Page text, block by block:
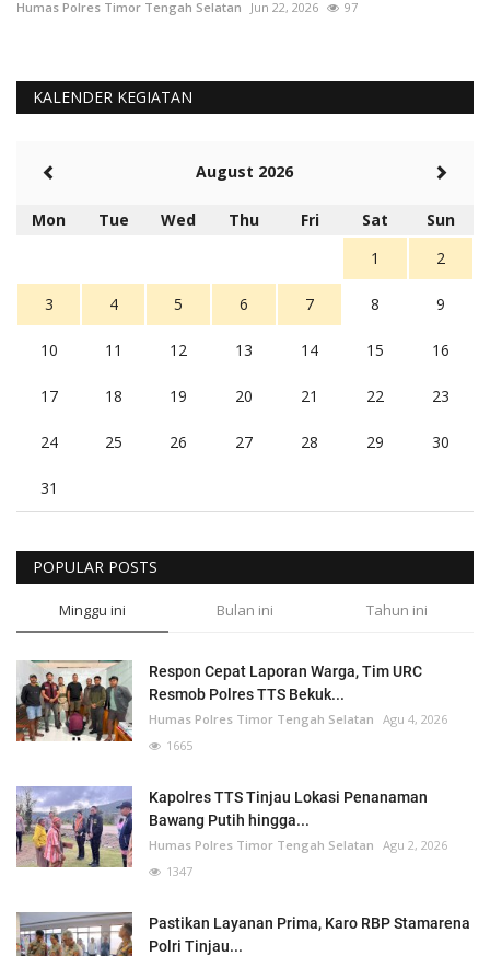
Humas Polres Timor Tengah Selatan Jun 22, 2026 97
KALENDER KEGIATAN
August 2026
Mon Tue Wed Thu Fri Sat
Sun
1
2
3 4 5 6 7 8 9
10 11 12 13 14 15 16
17 18 19 20 21 22 23
24 25 26 27 28 29 30
31
POPULAR POSTS
Minggu ini Bulan ini Tahun ini
Respon Cepat Laporan Warga, Tim URC
Resmob Polres TTS Bekuk...
Humas Polres Timor Tengah Selatan Agu 4, 2026
1665
Kapolres TTS Tinjau Lokasi Penanaman
Bawang Putih hingga...
Humas Polres Timor Tengah Selatan Agu 2, 2026
1347
Pastikan Layanan Prima, Karo RBP Stamarena
Polri Tinjau...